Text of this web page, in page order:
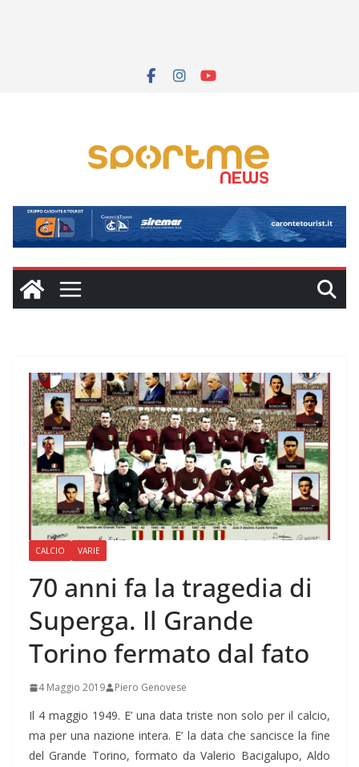
CALCIO VARIE
70 anni fa la tragedia di
Superga. Il Grande
Torino fermato dal fato
4 Maggio 2019 Piero Genovese
Il 4 maggio 1949. E’ una data triste non solo per il calcio,
ma per una nazione intera. E’ la data che sancisce la fine
del Grande Torino, formato da Valerio Bacigalupo, Aldo